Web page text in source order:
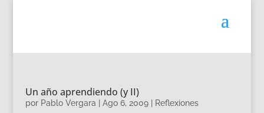
Un año aprendiendo (y II)
por Pablo Vergara Ago 6, 2009| Reflexiones